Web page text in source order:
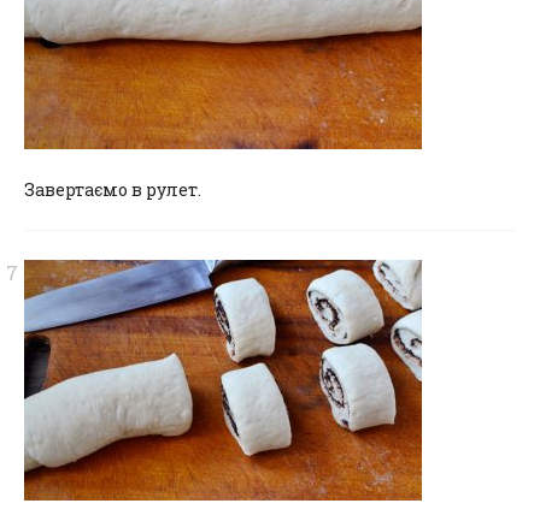
Завертаємо в рулет.